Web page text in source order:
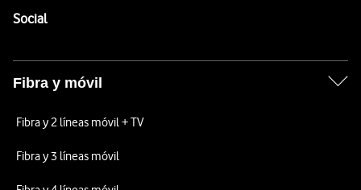
SocialEnlaces a las redes sociales de Vodafone
Fibra y móvil
Fibra y 2 líneas móvil + TV
Fibra y 3 líneas móvil